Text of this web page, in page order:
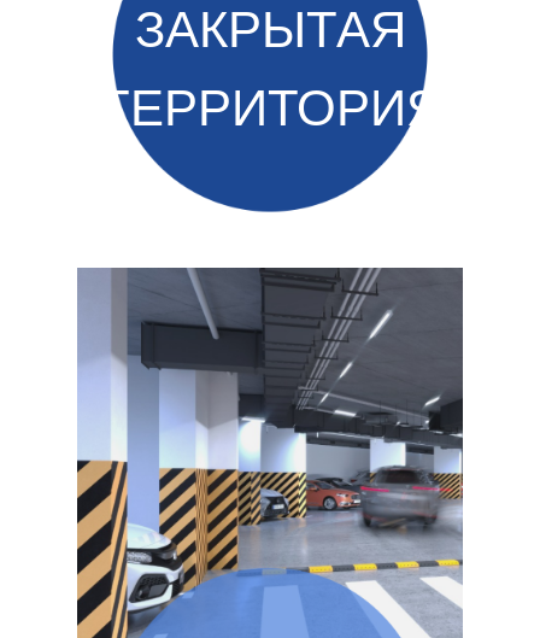
ЗАКРЫТАЯ
ТЕРРИТОРИЯ